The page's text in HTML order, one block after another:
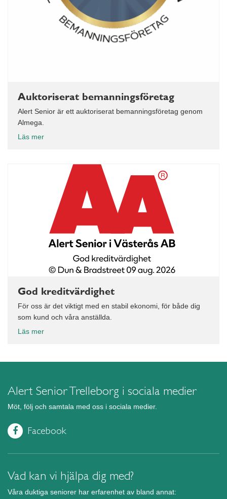
Auktoriserat bemanningsföretag
Alert Senior är ett auktoriserat bemanningsföretag genom
Almega.
Läs mer
God kreditvärdighet
För oss är det viktigt med en stabil ekonomi, för både dig
som kund och våra anställda.
Läs mer
Alert Senior Trelleborg i sociala medier
Möt, följ och samtala med oss i sociala medier.
Facebook
Vad kan vi hjälpa dig med?
Våra duktiga seniorer har erfarenhet av bland annat: